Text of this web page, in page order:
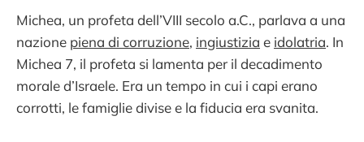
Michea, un profeta dell’VIII secolo a.C., parlava a una
nazione piena di corruzione, ingiustizia e idolatria. In
Michea 7, il profeta si lamenta per il decadimento
morale d’Israele. Era un tempo in cui i capi erano
corrotti, le famiglie divise e la fiducia era svanita.